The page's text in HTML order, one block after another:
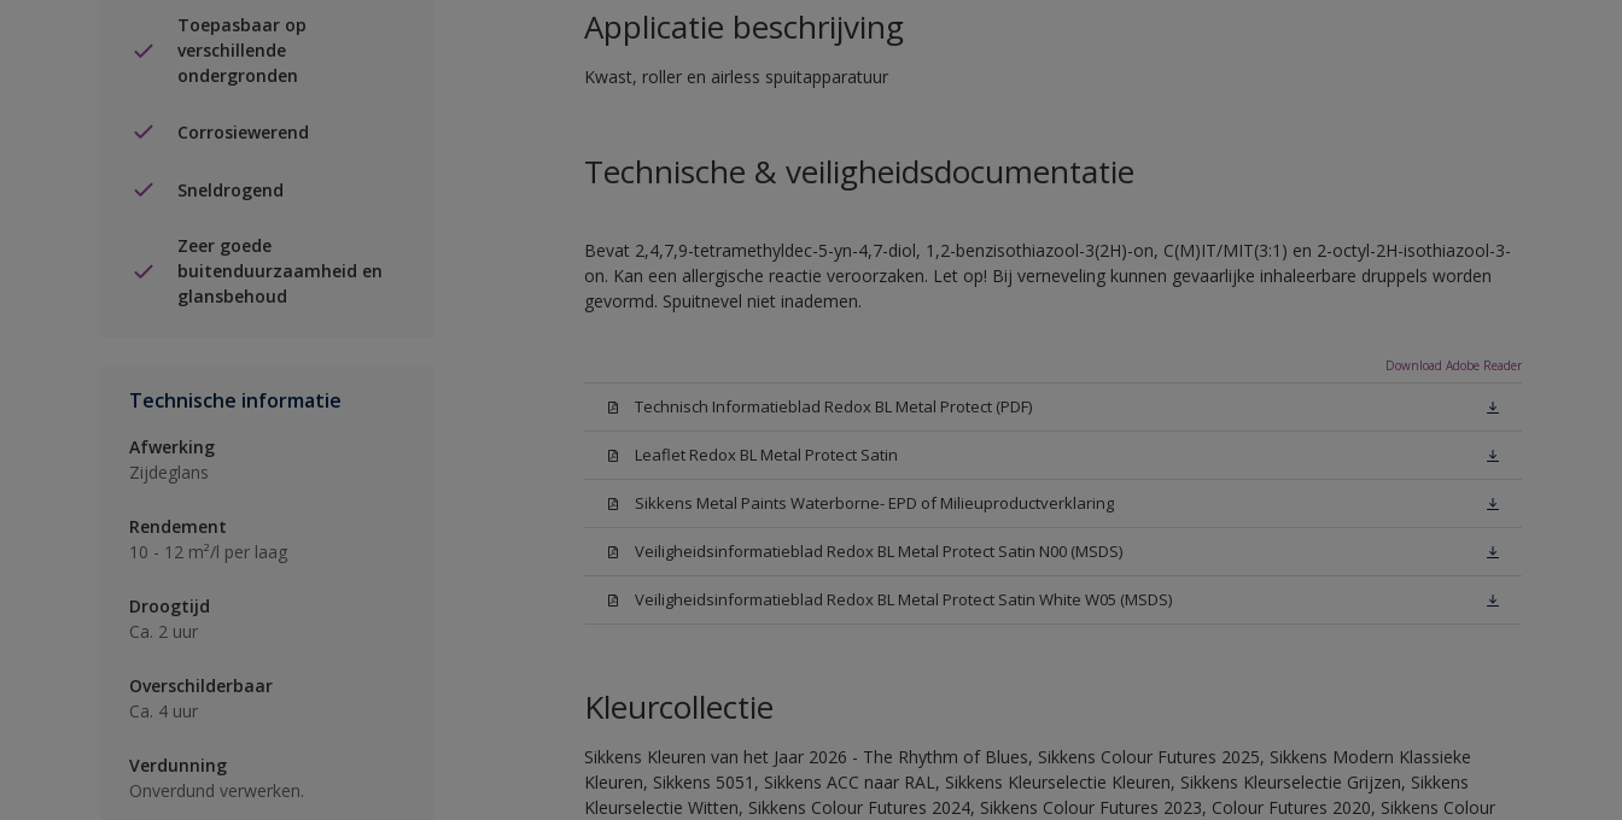
Toepasbaar op
verschillende
ondergronden
Corrosiewerend
Sneldrogend
Zeer goede
buitenduurzaamheid en
glansbehoud
Technische informatie
Afwerking
Zijdeglans
Rendement
10 - 12 m²/l per laag
Droogtijd
Ca. 2 uur
Overschilderbaar
Ca. 4 uur
Verdunning
Onverdund verwerken.
Applicatie beschrijving
Kwast, roller en airless spuitapparatuur
Technische & veiligheidsdocumentatie
Bevat 2,4,7,9-tetramethyldec-5-yn-4,7-diol, 1,2-benzisothiazool-3(2H)-on, C(M)IT/MIT(3:1) en 2-octyl-2H-isothiazool-3-
on. Kan een allergische reactie veroorzaken. Let op! Bij verneveling kunnen gevaarlijke inhaleerbare druppels worden
gevormd. Spuitnevel niet inademen.
Download Adobe Reader
Technisch Informatieblad Redox BL Metal Protect (PDF)
Leaflet Redox BL Metal Protect Satin
Sikkens Metal Paints Waterborne- EPD of Milieuproductverklaring
Veiligheidsinformatieblad Redox BL Metal Protect Satin N00 (MSDS)
Veiligheidsinformatieblad Redox BL Metal Protect Satin White W05 (MSDS)
Kleurcollectie
Sikkens Kleuren van het Jaar 2026 - The Rhythm of Blues, Sikkens Colour Futures 2025, Sikkens Modern Klassieke
Kleuren, Sikkens 5051, Sikkens ACC naar RAL, Sikkens Kleurselectie Kleuren, Sikkens Kleurselectie Grijzen, Sikkens
Kleurselectie Witten, Sikkens Colour Futures 2024, Sikkens Colour Futures 2023, Colour Futures 2020, Sikkens Colour